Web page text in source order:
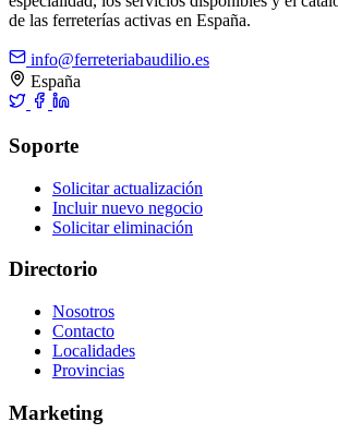
de las ferreterías activas en España.
info@ferreteriabaudilio.es
España
Soporte
Solicitar actualización
Incluir nuevo negocio
Solicitar eliminación
Directorio
Nosotros
Contacto
Localidades
Provincias
Marketing